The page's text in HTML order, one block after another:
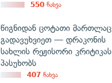
550 ნახვა
წიგნიდან ცოტათი მართლაც
გადავუხვიეთ — დრაკონის
სახლის რეჟისორი კრიტიკას
პასუხობს
407 ნახვა